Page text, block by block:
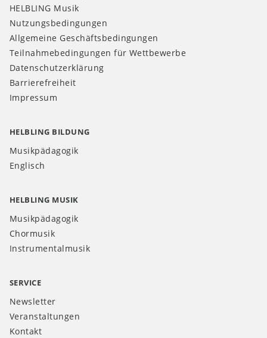
HELBLING Musik
Nutzungsbedingungen
Allgemeine Geschäftsbedingungen
Teilnahmebedingungen für Wettbewerbe
Datenschutzerklärung
Barrierefreiheit
Impressum
HELBLING BILDUNG
Musikpädagogik
Englisch
HELBLING MUSIK
Musikpädagogik
Chormusik
Instrumentalmusik
SERVICE
Newsletter
Veranstaltungen
Kontakt